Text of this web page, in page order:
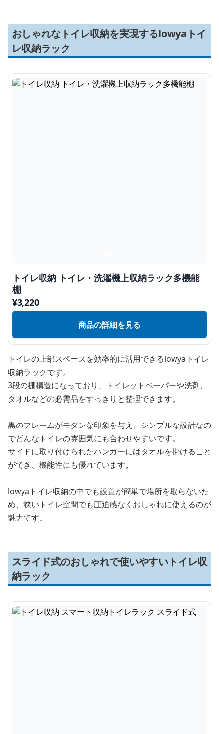
おしゃれなトイレ収納を実現するlowyaトイ
レ収納ラック
トイレ収納 トイレ・洗濯機上収納ラック多機能
棚
¥3,220
商品の詳細を見る
トイレの上部スペースを効率的に活用できるlowyaトイレ
収納ラックです。
3段の棚構造になっており、トイレットペーパーや洗剤、
タオルなどの必需品をすっきりと整理できます。
黒のフレームがモダンな印象を与え、シンプルな設計なの
でどんなトイレの雰囲気にも合わせやすいです。
サイドに取り付けられたハンガーにはタオルを掛けること
ができ、機能性にも優れています。
lowyaトイレ収納の中でも設置が簡単で場所を取らないた
め、狭いトイレ空間でも圧迫感なくおしゃれに使えるのが
魅力です。
スライド式のおしゃれで使いやすいトイレ収
納ラック